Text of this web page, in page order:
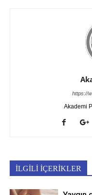
https://
Akademi
İLGİLİ İÇERİKLER